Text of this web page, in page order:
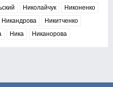
Николайчук
Никоненко
Никандрова
Никитченко
Ника Никанорова